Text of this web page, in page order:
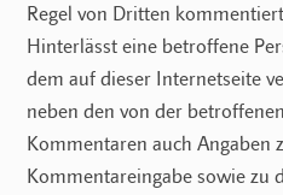
Regel von Dritten
Hinterlässt eine betroffene
dem auf dieser Internetseite
neben den von der
Kommentaren auch Angaben
Kommentareingabe sowie zu